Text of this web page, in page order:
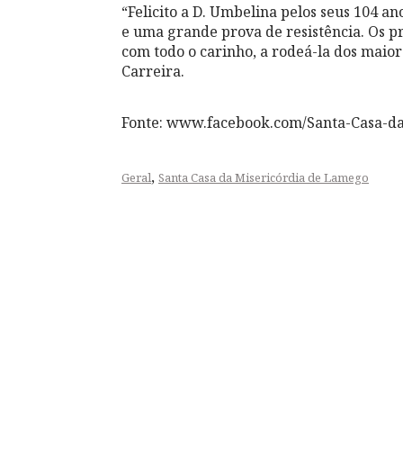
“Felicito a D. Umbelina pelos seus 104
e uma grande prova de resistência. Os
com todo o carinho, a rodeá-la dos
Carreira.
Fonte: www.facebook.com/Santa-Casa-
Geral, Santa Casa da Misericórdia de Lamego